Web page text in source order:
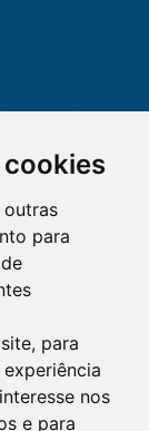
para
, para
nos
e para